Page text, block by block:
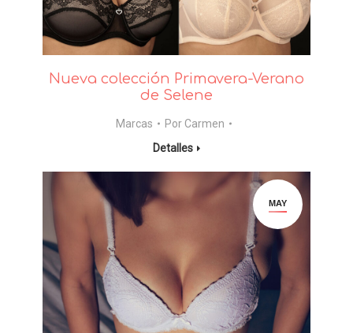
Nueva colección Primavera-Verano
de Selene
Marcas Por Carmen
Detalles
MAY